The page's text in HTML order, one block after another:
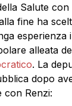
Salute
fine ha
esperienza
alleata
. La
dopo
con Renzi: